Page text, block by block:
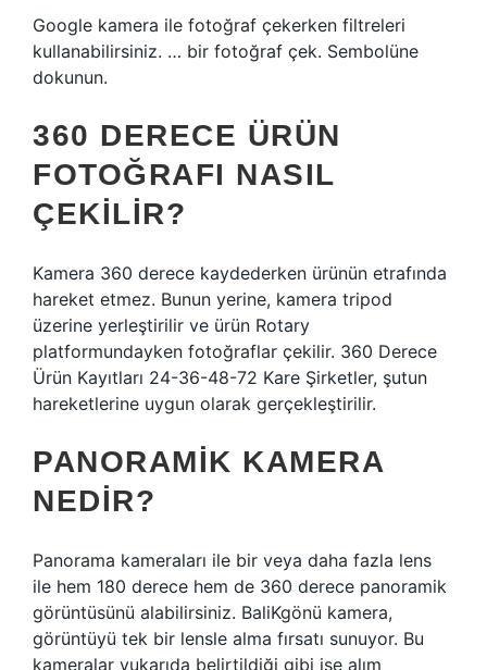
Google kamera ile fotoğraf çekerken filtreleri
kullanabilirsiniz. … bir fotoğraf çek. Sembolüne
dokunun.
360 DERECE ÜRÜN
FOTOĞRAFI NASIL
ÇEKILIR?
Kamera 360 derece kaydederken ürünün etrafında
hareket etmez. Bunun yerine, kamera tripod
üzerine yerleştirilir ve ürün Rotary
platformundayken fotoğraflar çekilir. 360 Derece
Ürün Kayıtları 24-36-48-72 Kare Şirketler, şutun
hareketlerine uygun olarak gerçekleştirilir.
PANORAMIK KAMERA
NEDIR?
Panorama kameraları ile bir veya daha fazla lens
ile hem 180 derece hem de 360 ​​derece panoramik
görüntüsünü alabilirsiniz. BaliKgönü kamera,
görüntüyü tek bir lensle alma fırsatı sunuyor. Bu
kameralar yukarıda belirtildiği gibi işe alım